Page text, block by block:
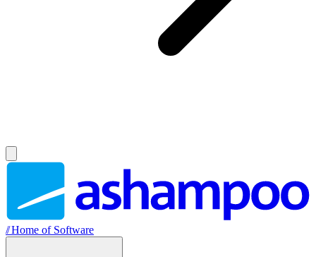
//Home of Software